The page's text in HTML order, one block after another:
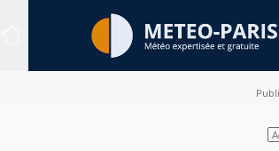
Sites expertisés